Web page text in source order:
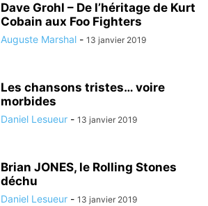
Dave Grohl – De l’héritage de Kurt
Cobain aux Foo Fighters
Auguste Marshal - 13 janvier 2019
Les chansons tristes… voire
morbides
Daniel Lesueur - 13 janvier 2019
Brian JONES, le Rolling Stones
déchu
Daniel Lesueur - 13 janvier 2019